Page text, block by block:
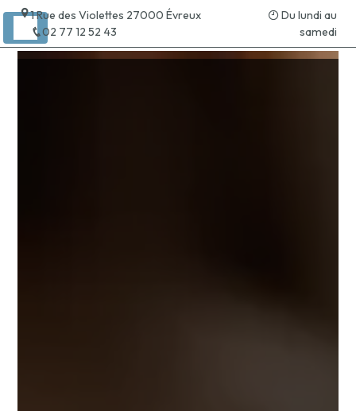
1 Rue des Violettes 27000 Évreux
02 77 12 52 43
Du lundi au
samedi
Panneau de gestion des cookies